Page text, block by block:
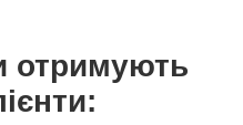
отримують